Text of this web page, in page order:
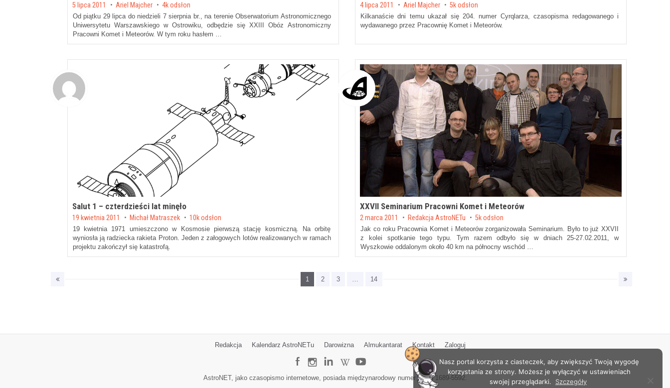
Posted on
5 lipca 2011 by Ariel Majcher 4k odsłon
Od piątku 29 lipca do niedzieli 7 sierpnia br., na terenie Obserwatorium Astronomicznego
Uniwersytetu Warszawskiego w Ostrowiku, odbędzie się XXIII Obóz Astronomiczny
Pracowni Komet i Meteorów. W tym roku hasłem …
Posted on
4 lipca 2011 by Ariel Majcher 5k odsłon
Kilkanaście dni temu ukazał się 204. numer Cyrqlarza, czasopisma redagowanego i
wydawanego przez Pracownię Komet i Meteorów.
Salut 1 – czterdzieści lat minęło
Posted on
19 kwietnia 2011 by Michał Matraszek 10k odsłon
19 kwietnia 1971 umieszczono w Kosmosie pierwszą stację kosmiczną. Na orbitę
wyniosła ją radziecka rakieta Proton. Jeden z załogowych lotów realizowanych w ramach
projektu zakończył się katastrofą.
XXVII Seminarium Pracowni Komet i Meteorów
Posted on
2 marca 2011 by Redakcja AstroNETu 5k odsłon
Jak co roku Pracownia Komet i Meteorówzorganizowała Seminarium. Było to już XXVII
z kolei spotkanie tego typu. Tym razem odbyło się w dniach 25-27.02.2011, w
Wyszkowie oddalonym około 40 km na północny wschód …
1 2 3 … 14
Redakcja Kalendarz AstroNETu Darowizna Almukantarat Kontakt Zaloguj
AstroNET, jako czasopismo internetowe, posiada międzynarodowy numer ISSN 1689-5592.
Nasz portal korzysta z ciasteczek, aby zwiększyć Twoją wygodę
korzystania ze strony. Możesz je wyłączyć w ustawieniach
swojej przeglądarki.
Szczegóły